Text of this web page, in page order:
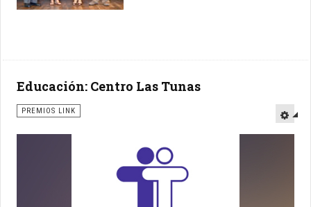
Educación: Centro Las Tunas
PREMIOS LINK